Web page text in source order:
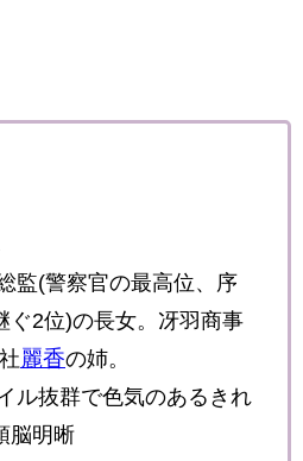
監(警察官の最高位、序
ぐ2位)の長女。冴羽商事
麗香の姉。
ル抜群で色気のあるきれ
脳明晰